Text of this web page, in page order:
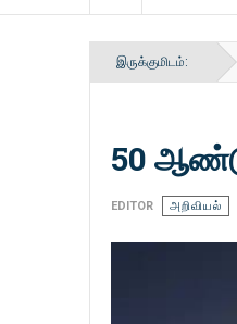
இருக்குமிடம்:
50
EDITOR அறிவியல்